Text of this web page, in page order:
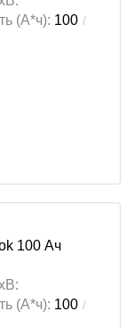
(А*ч): 100
100 Ач
(А*ч): 100